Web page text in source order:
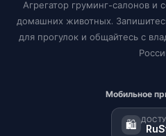
Агрегатор груминг-салонов и
домашних животных.
для прогулок и общайтесь с
Мобильное
🛍️